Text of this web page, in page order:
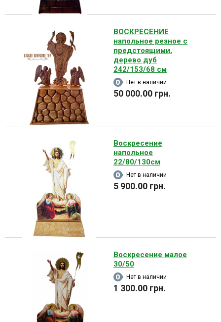
ВОСКРЕСЕНИЕ
напольное резное с
предстоящими,
дерево дуб
242/153/68 см
Нет в наличии
50 000.00 грн.
Воскресение
напольное
22/80/130см
Нет в наличии
5 900.00 грн.
Воскресение малое
30/50
Нет в наличии
1 300.00 грн.